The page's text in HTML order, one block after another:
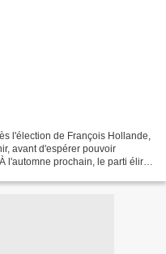
l'élection de François Hollande,
avant d'espérer pouvoir
l'automne prochain, le parti élira